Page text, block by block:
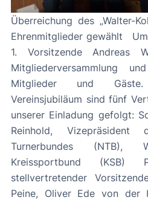
Überreichung des „Walter-
Ehrenmitglieder gewählt Um 19:09 Uhr eröffnete der
1. Vorsitzende Andreas
Mitgliederversammlung
Mitglieder und
Vereinsjubiläum sind fünf
unserer Einladung gefolgt:
Reinhold, Vizepräsident
Turnerbundes
Kreissportbund (KSB)
stellvertretender
Peine, Oliver Ede von der